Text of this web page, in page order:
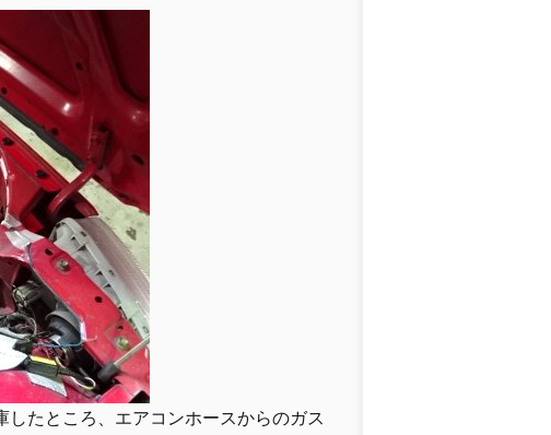
たところ、エアコンホースからのガス